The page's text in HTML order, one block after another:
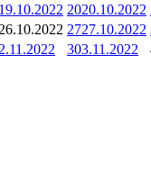
19.10.2022 2020.10.2022
26.10.2022 2727.10.2022
303.11.2022